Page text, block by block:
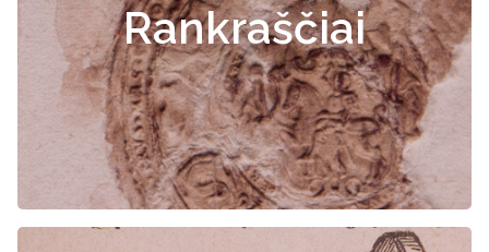
Rankraščiai